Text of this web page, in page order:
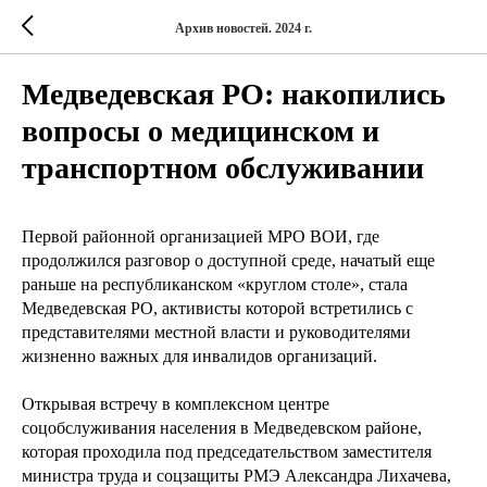
Архив новостей. 2024 г.
Медведевская РО: накопились
вопросы о медицинском и
транспортном обслуживании
Первой районной организацией МРО ВОИ, где
продолжился разговор о доступной среде, начатый еще
раньше на республиканском «круглом столе», стала
Медведевская РО, активисты которой встретились с
представителями местной власти и руководителями
жизненно важных для инвалидов организаций.
Открывая встречу в комплексном центре
соцобслуживания населения в Медведевском районе,
которая проходила под председательством заместителя
министра труда и соцзащиты РМЭ Александра Лихачева,